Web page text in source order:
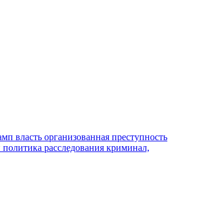
власть организованная преступность
расследования криминал,